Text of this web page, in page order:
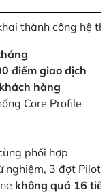
thành công hệ
điểm giao dịch
hàng
Core Profile
phối hợp
nghiệm, 3 đợt Pilot
không quá 16